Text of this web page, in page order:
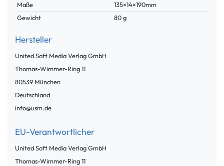
Maße
135×14×190mm
Gewicht
80 g
Hersteller
United Soft Media Verlag GmbH
Thomas-Wimmer-Ring11
80539 München
Deutschland
info@usm.de
EU-Verantwortlicher
United Soft Media Verlag GmbH
Thomas-Wimmer-Ring11